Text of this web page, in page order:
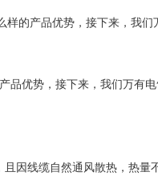
的产品优势，接下来，我们
品优势，接下来，我们万有
因线缆自然通风散热，热量